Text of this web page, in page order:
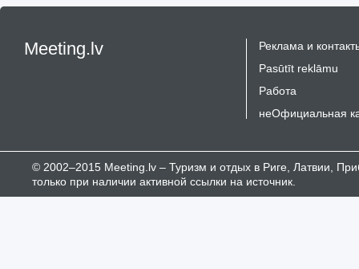
Meeting.lv
Реклама и
Pasūtīt reklāmu
Работа
неОфициальная
© 2002–2015 Meeting.lv – Туризм и отдых в Риге, Латвии,
только при наличии активной ссылки на источник.